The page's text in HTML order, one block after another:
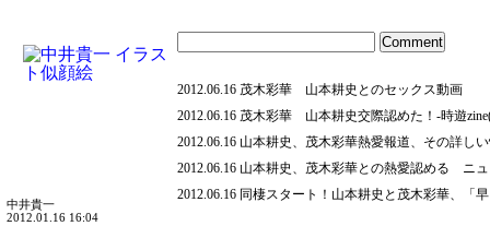
中井貴一
2012.01.16 16:04
2012.06.16 茂木彩華 山本耕史とのセックス動画
2012.06.16 茂木彩華 山本耕史交際認めた！‐時遊
2012.06.16 山本耕史、茂木彩華熱愛報道、その詳し
2012.06.16 山本耕史、茂木彩華との熱愛認める
2012.06.16 同棲スタート！山本耕史と茂木彩華、